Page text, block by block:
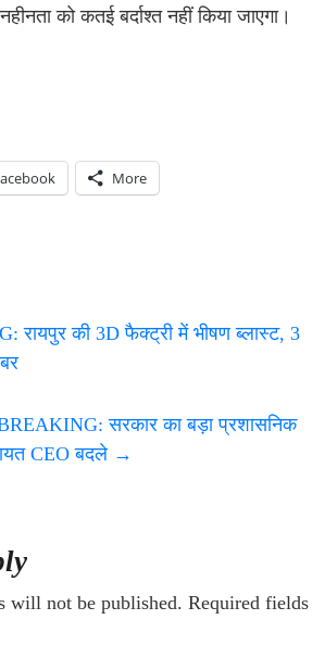
को कतई बर्दाश्त नहीं किया जाएगा।
More
रायपुर की 3D फैक्ट्री में भीषण ब्लास्ट, 3
सरकार का बड़ा प्रशासनिक
CEO बदले →
will not be published. Required fields